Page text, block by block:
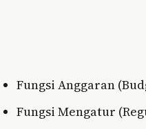
Fungsi Anggaran
Fungsi Mengatur